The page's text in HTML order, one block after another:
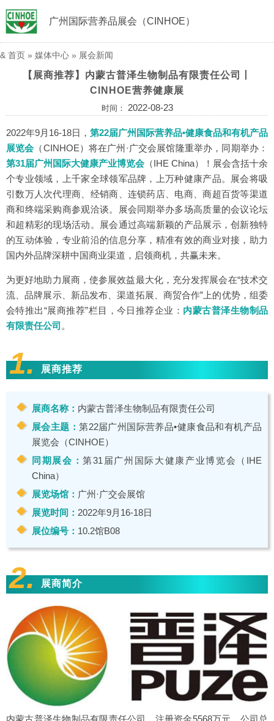
广州国际营养品展会（CINHOE）
& 首页 » 媒体中心 » 展会新闻
【展商推荐】内蒙古普泽生物制品有限责任公司丨
CINHOE营养健康展
时间： 2022-08-23
2022年9月16-18日， 第22届广州国际营养品•健康食品和有机产品
展览会 （CINHOE） 将在广州·广交会展馆隆重举办，同期举办：
第31届广州国际大健康产业博览会 （IHE China）
！展会含括十余
个专业领域，上千家全球领军品牌，上万种健康产品。展会将吸
引数万人次代理商、经销商、连锁药店、电商、商超百货等渠道
商和终端采购商参观洽谈。展会同期举办多场高质量的会议论坛
和超精彩的现场活动。展会通过高端新颖的产品展示，创新独特
的互动体验，专业前沿的信息分享，精准有效的商业对接，助力
国内外品牌深耕中国商业渠道，启领商机，共赢未来。
为更好地助力展商，使参展效益最大化，充分发挥展会在“技术交
流、品牌展示、新品发布、渠道拓展、商贸合作”上的优势，组委
会特推出“展商推荐”栏目，今日推荐企业： 内蒙古普泽生物制品
有限责任公司 。
1. 展商推荐
展商名称： 内蒙古普泽生物制品有限责任公司
展会主题：第22届广州国际营养品•健康食品和有机产品
展览会（CINHOE）
同期展会：第31届广州国际大健康产业博览会（IHE
China）
展览场馆： 广州·广交会展馆
展览时间： 2022年9月16-18日
展位编号： 10.2馆B08
2. 展商简介